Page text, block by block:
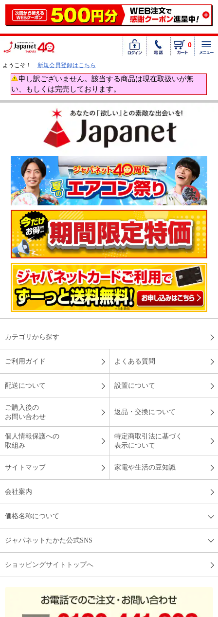
0
ようこそ！ 新規会員登録はこちら
申し訳ございません。該当する商品は現在取扱いが無
い、もしくは完売しております。
カテゴリから探す
ご利用ガイド よくある質問
配送について 設置について
ご購入後の
お問い合わせ
返品・交換について
個人情報保護への
取組み
特定商取引法に基づく
表示について
サイトマップ 家電や生活の豆知識
会社案内
価格名称について
ジャパネットたかた公式SNS
ショッピングサイトトップへ